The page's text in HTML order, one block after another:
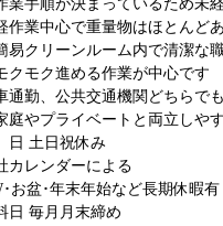
業手順が決まっているため未
作業中心で重量物はほとんど
易クリーンルーム内で清潔な
クモク進める作業が中心です
通勤、公共交通機関どちらで
庭やプライベートと両立しや
土日祝休み
カレンダーによる
･お盆･年末年始など長期休暇有
日 毎月月末締め